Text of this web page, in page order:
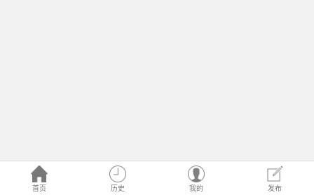
首页 历史 我的 发布